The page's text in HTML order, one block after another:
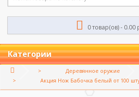
0 товар(ов) - 0.00
Категории
Деревянное оружие
Акция Нож Бабочка белый от 100